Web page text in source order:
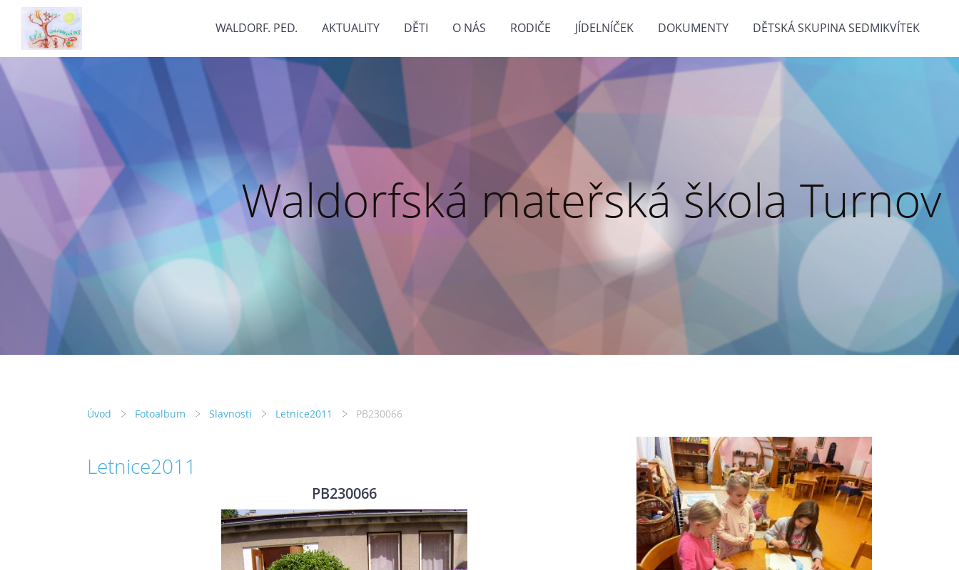
WALDORF. PED. AKTUALITY DĚTI O NÁS RODIČE JÍDELNÍČEK DOKUMENTY DĚTSKÁ SKUPINA SEDMIKVÍTEK
Waldorfská mateřská škola Turnov
Úvod Fotoalbum Slavnosti Letnice2011 PB230066
Letnice2011
PB230066